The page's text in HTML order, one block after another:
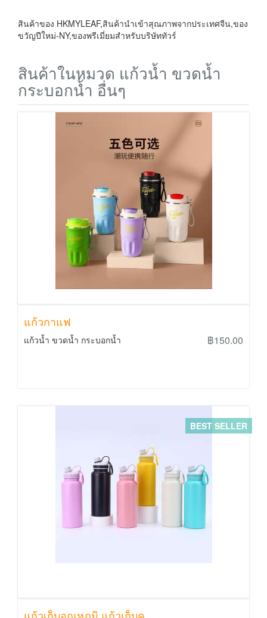
สินค้าของ HKMYLEAF,สินค้านำเข้าสุณภาพจากประเทศจีน,ของ
ขวัญปีใหม่-NY,ของพรีเมี่ยมสำหรับบริษัททัวร์
สินค้าในหมวด แก้วน้ำ ขวดน้ำ
กระบอกน้ำ อื่นๆ
แก้วกาแฟ
แก้วน้ำ ขวดน้ำ กระบอกน้ำ ฿150.00
BEST SELLER